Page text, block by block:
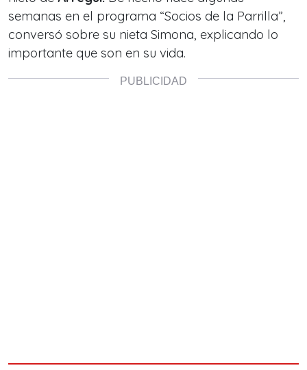
semanas en el programa “Socios de la Parrilla”,
conversó sobre su nieta Simona, explicando lo
importante que son en su vida.